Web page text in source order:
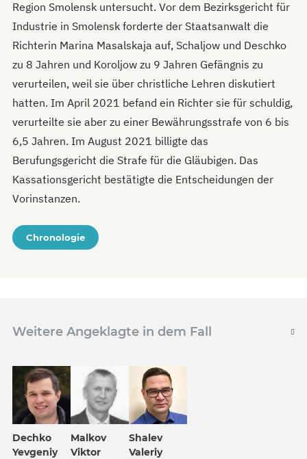
Region Smolensk untersucht. Vor dem Bezirksgericht für
Industrie in Smolensk forderte der Staatsanwalt die
Richterin Marina Masalskaja auf, Schaljow und Deschko
zu 8 Jahren und Koroljow zu 9 Jahren Gefängnis zu
verurteilen, weil sie über christliche Lehren diskutiert
hatten. Im April 2021 befand ein Richter sie für schuldig,
verurteilte sie aber zu einer Bewährungsstrafe von 6 bis
6,5 Jahren. Im August 2021 billigte das
Berufungsgericht die Strafe für die Gläubigen. Das
Kassationsgericht bestätigte die Entscheidungen der
Vorinstanzen.
Chronologie
Weitere Angeklagte in dem Fall
Dechko
Yevgeniy
Malkov
Viktor
Shalev
Valeriy